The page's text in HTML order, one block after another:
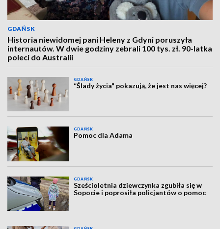
GDAŃSK
Historia niewidomej pani Heleny z Gdyni poruszyła
internautów. W dwie godziny zebrali 100 tys. zł. 90-latka
poleci do Australii
GDAŃSK
“Ślady życia" pokazują, że jest nas więcej?
GDAŃSK
Pomoc dla Adama
GDAŃSK
Sześcioletnia dziewczynka zgubiła się w
Sopocie i poprosiła policjantów o pomoc